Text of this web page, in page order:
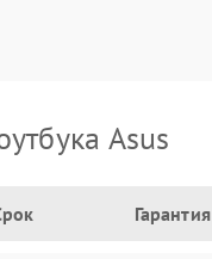
Asus
Гарантия